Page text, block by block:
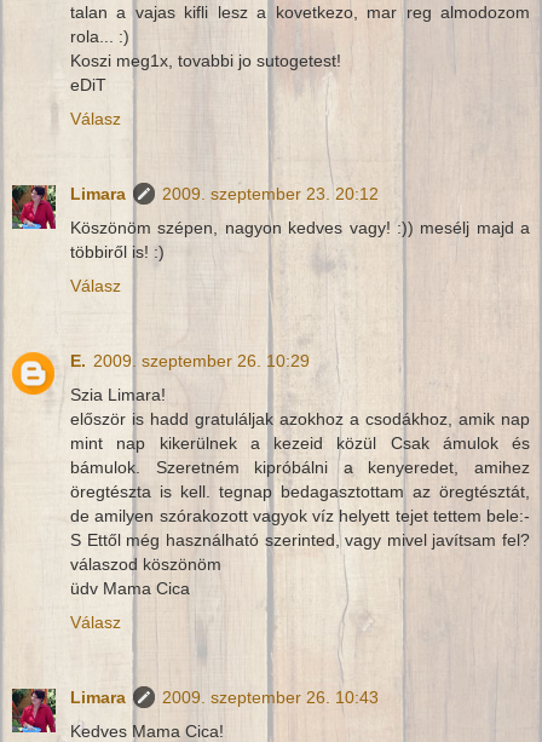
talan a vajas kifli lesz a kovetkezo, mar reg almodozom
rola... :)
Koszi meg1x, tovabbi jo sutogetest!
eDiT
Válasz
Limara
2009. szeptember 23. 20:12
Köszönöm szépen, nagyon kedves vagy! :)) mesélj majd a
többiről is! :)
Válasz
E. 2009. szeptember 26. 10:29
Szia Limara!
először is hadd gratuláljak azokhoz a csodákhoz, amik nap
mint nap kikerülnek a kezeid közül Csak ámulok és
bámulok. Szeretném kipróbálni a kenyeredet, amihez
öregtészta is kell. tegnap bedagasztottam az öregtésztát,
de amilyen szórakozott vagyok víz helyett tejet tettem bele:-
S Ettől még használható szerinted, vagy mivel javítsam fel?
válaszod köszönöm
üdv Mama Cica
Válasz
Limara
2009. szeptember 26. 10:43
Kedves Mama Cica!